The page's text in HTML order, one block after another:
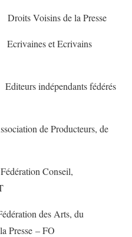
de la Presse
Ecrivains
fédérés
de Producteurs, de
Conseil,
des Arts, du
Presse – FO